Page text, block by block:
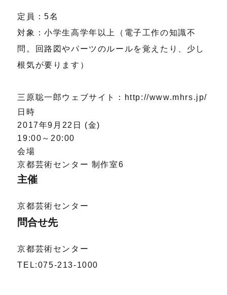
定員：5名
対象：小学生高学年以上（電子工作の知識不
問。回路図やパーツのルールを覚えたり、少し
根気が要ります）
三原聡一郎ウェブサイト：http://www.mhrs.jp/
日時
2017年9月22日 (金)
19:00～20:00
会場
京都芸術センター 制作室6
主催
京都芸術センター
問合せ先
京都芸術センター
TEL:075-213-1000